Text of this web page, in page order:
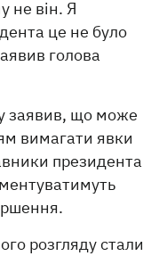
не він. Я
це не було
голова
заявив, що може
вимагати явки
президента
розгляду стали